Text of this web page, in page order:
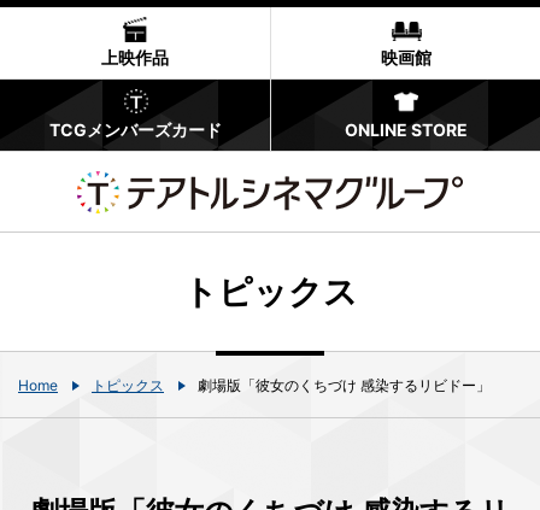
上映作品 映画館
TCGメンバーズカード ONLINE STORE
トピックス
Home トピックス 劇場版「彼女のくちづけ 感染するリビドー」